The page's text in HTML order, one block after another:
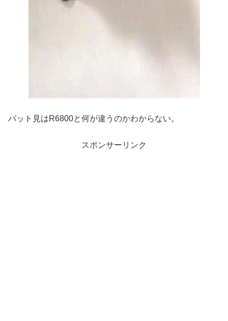
パット見はR6800と何が違うのかわからない。
スポンサーリンク